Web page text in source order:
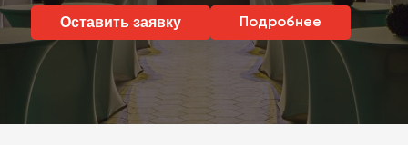
Оставить заявку Подробнее